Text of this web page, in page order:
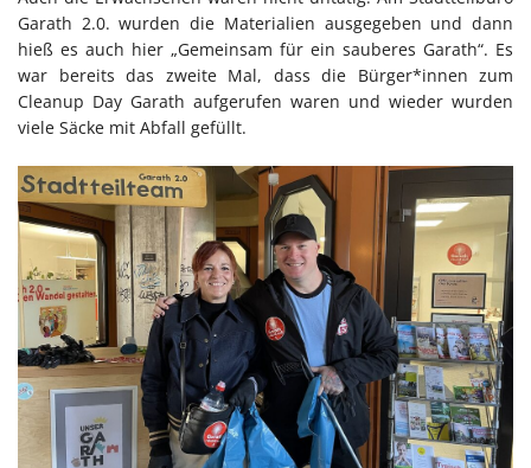
Garath 2.0. wurden die Materialien ausgegeben und dann
hieß es auch hier „Gemeinsam für ein sauberes Garath“. Es
war bereits das zweite Mal, dass die Bürger*innen zum
Cleanup Day Garath aufgerufen waren und wieder wurden
viele Säcke mit Abfall gefüllt.